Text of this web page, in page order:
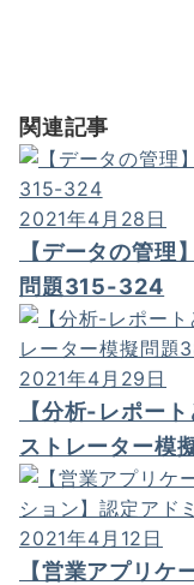
関連記事
2021年4月28日
【データの管理
問題315-324
2021年4月29日
【分析-レポー
ストレーター模
2021年4月12日
【営業アプリケ